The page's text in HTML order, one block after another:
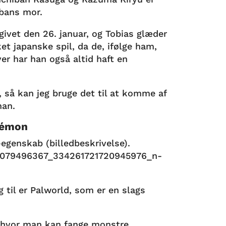
mor.
den 26. januar, og Tobias glæder
japanske spil, da de, ifølge ham,
har han også altid haft en
så kan jeg bruge det til at komme af
til er Palworld, som er en slags